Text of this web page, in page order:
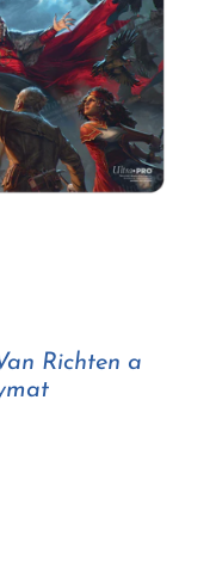
Richten a